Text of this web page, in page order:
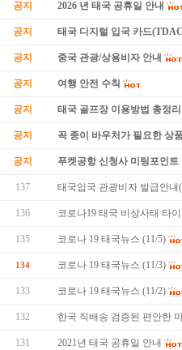
공지 2026 년 태국 공휴일 안내
공지 태국 디지털 입국 카드
공지 중국 관광/상용비자 안내
공지 여행 안전 수칙
공지 태국 골프장 이용방법 총정리
공지 꼭 종이 바우처가 필요한 상
공지 푸켓공항 신청사 미팅포인트
137 태국입국 관광비자 발급안내
136 코로나19 태국 비상사태 타
135 코로나 19 태국뉴스 (11/5)
134 코로나 19 태국뉴스 (11/3)
133 코로나 19 태국뉴스 (11/2)
132 한국 직배송 검증된 편안한
131 2021년 태국 공휴일 안내